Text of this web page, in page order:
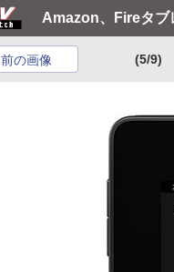
Amazon、Fireタブ
前の画像 (5/9)